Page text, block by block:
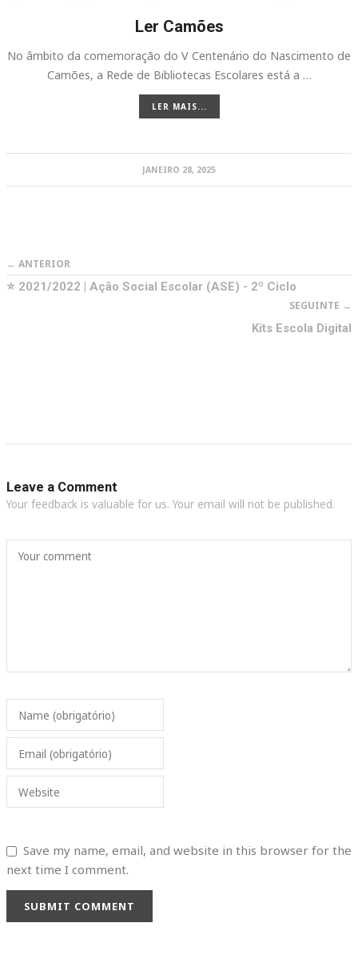
Ler Camões
No âmbito da comemoração do V Centenário do Nascimento de
Camões, a Rede de Bibliotecas Escolares está a …
LER MAIS...
JANEIRO 28, 2025
← ANTERIOR
⭐ 2021/2022 | Ação Social Escolar (ASE) - 2º Ciclo
SEGUINTE →
Kits Escola Digital
Leave a Comment
Your feedback is valuable for us. Your email will not be published.
Your comment
Name (obrigatório)
Email (obrigatório)
Website
Save my name, email, and website in this browser for the
next time I comment.
SUBMIT COMMENT